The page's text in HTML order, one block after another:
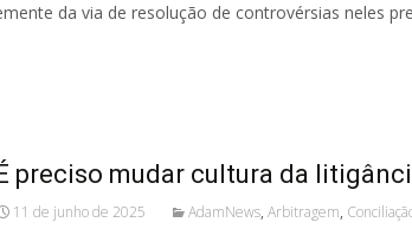
da via de resolução de controvérsias neles
preciso mudar cultura da
11 de junho de 2025 AdamNews, Arbitragem,